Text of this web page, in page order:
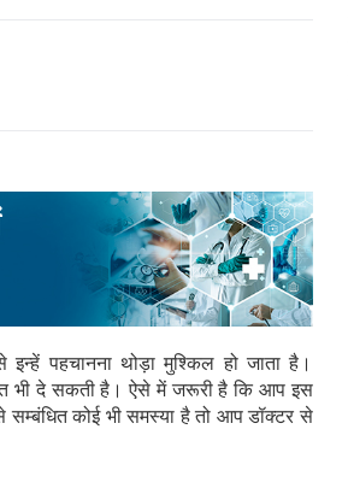
पहचानना थोड़ा मुश्किल हो जाता है।
भी दे सकती है। ऐसे में जरूरी है कि आप इस
कोई भी समस्या है तो आप डॉक्टर से